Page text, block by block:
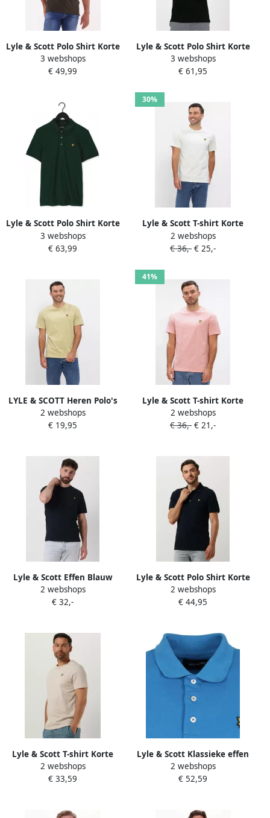
Lyle & Scott Polo Shirt Korte
Mouw Lyle & Scott Plain
Polo Shirt
3 webshops
€ 49,99
Lyle & Scott Polo Shirt Korte
Mouw Lyle & Scott Effen
poloshirt van biologisch
3 webshops
€ 61,95
Lyle & Scott Polo Shirt Korte
Mouw Lyle & Scott Plain
Polo Shirt
3 webshops
€ 63,99
30%
Lyle & Scott T-shirt Korte
Mouw Lyle & Scott T-shirt
Ice Blauw
2 webshops
€ 36,- € 25,-
LYLE & SCOTT Heren Polo's
& T-shirts Plain T-shirt Khaki
2 webshops
€ 19,95
41%
Lyle & Scott T-shirt Korte
Mouw Lyle & Scott Effen T-
shirt met logo
2 webshops
€ 36,- € 21,-
Lyle & Scott Effen Blauw
Katoenen T-Shirt voor Heren
Blauw Heren
2 webshops
€ 32,-
Lyle & Scott Polo Shirt Korte
Mouw Lyle & Scott Effen
poloshirt
2 webshops
€ 44,95
Lyle & Scott T-shirt Korte
Mouw Lyle & Scott T-shirt
manches courtes col rond
2 webshops
€ 33,59
Lyle & Scott Klassieke effen
poloshirt in Bright Cobalt-M
Blue Heren
2 webshops
€ 52,59